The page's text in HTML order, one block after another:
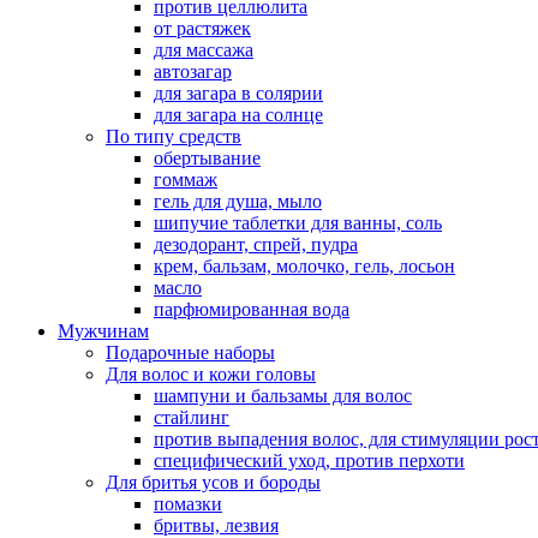
против целлюлита
от растяжек
для массажа
автозагар
для загара в солярии
для загара на солнце
По типу средств
обертывание
гоммаж
гель для душа, мыло
шипучие таблетки для ванны, соль
дезодорант, спрей, пудра
крем, бальзам, молочко, гель, лосьон
масло
парфюмированная вода
Мужчинам
Подарочные наборы
Для волос и кожи головы
шампуни и бальзамы для волос
стайлинг
против выпадения волос, для стимуляции
специфический уход, против перхоти
Для бритья усов и бороды
помазки
бритвы, лезвия